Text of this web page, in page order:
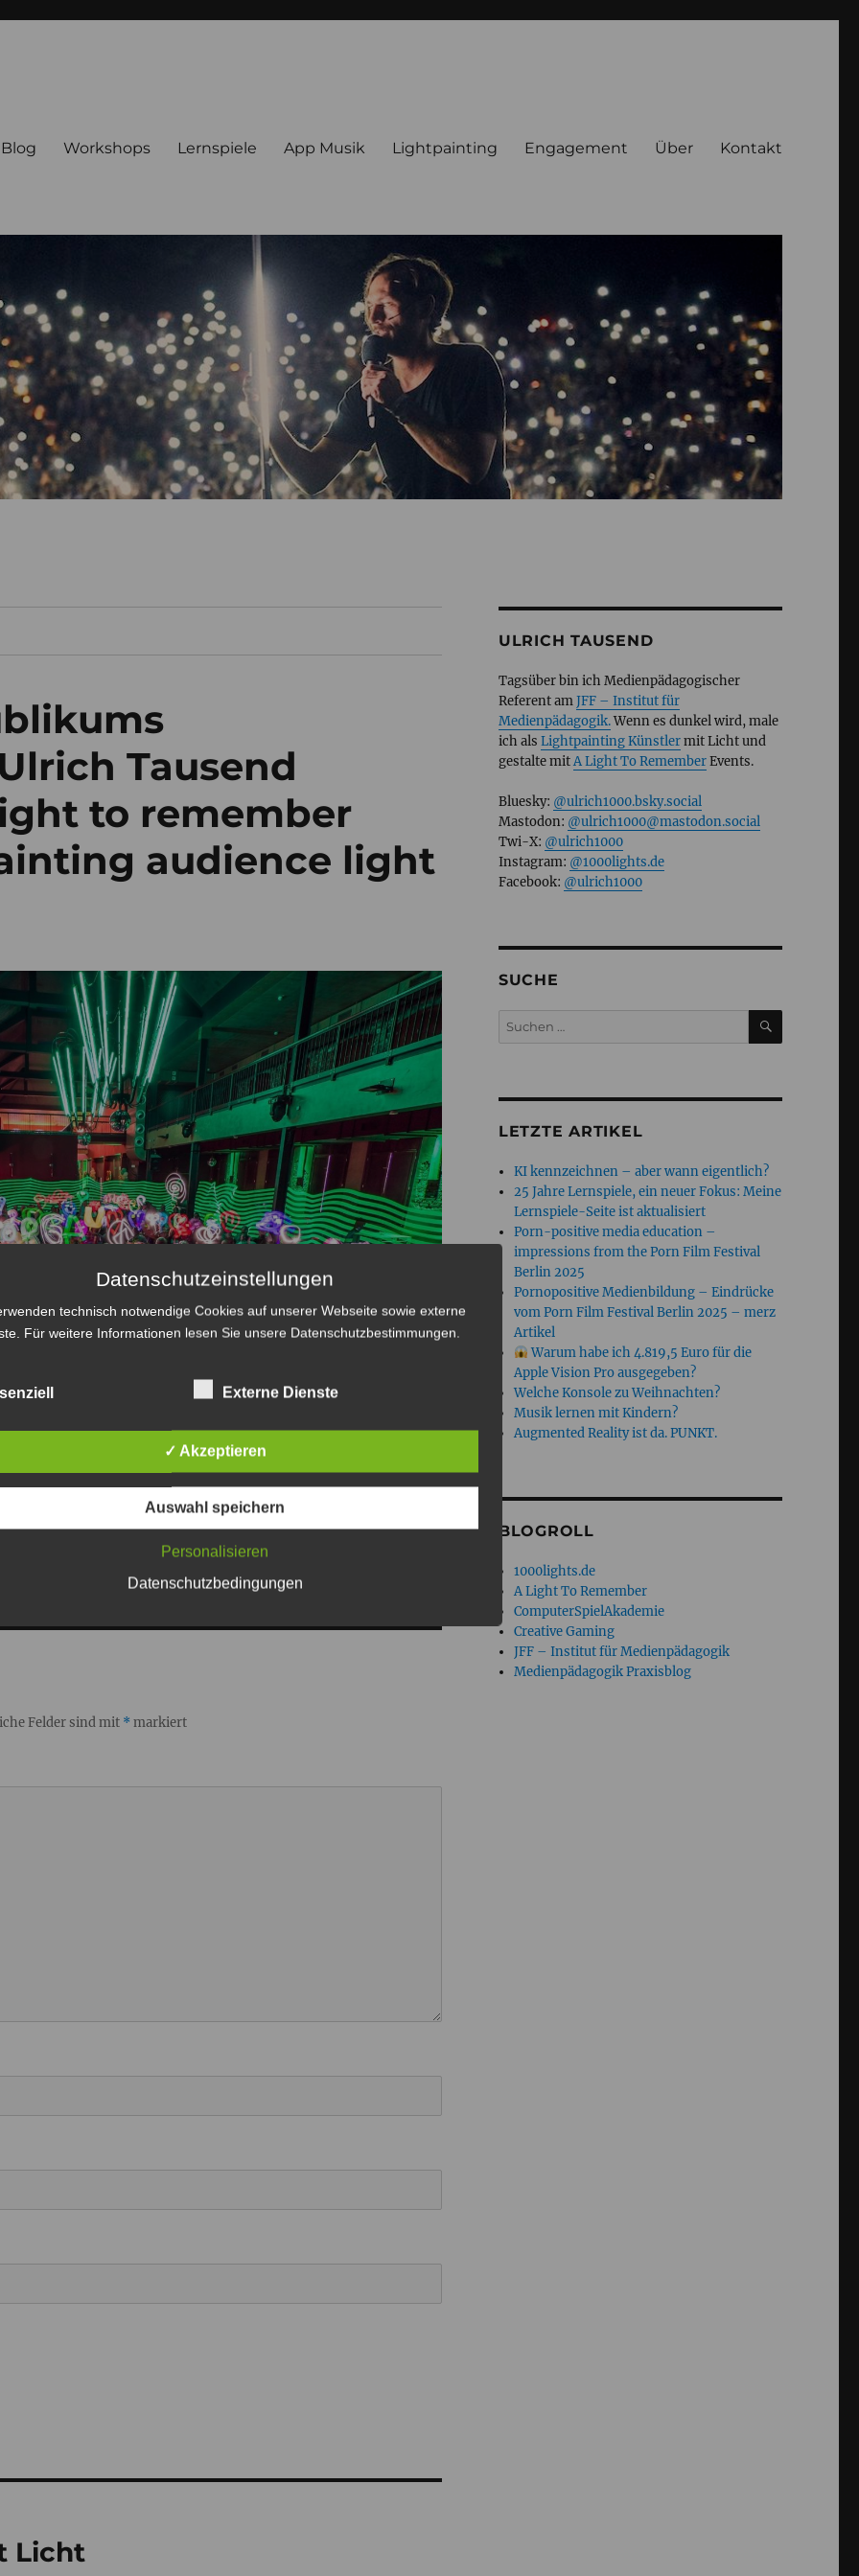
Blog Workshops Lernspiele App Musik Lightpainting Engagement Über Kontakt
Tausend
to remember
audience light
Felder sind mit * markiert
Licht
ULRICH TAUSEND
Tagsüber bin ich Medienpädagogischer
Referent amJFF – Institut für
Medienpädagogik.Wenn es dunkel wird, male
ich als Lightpainting Künstlermit Licht und
gestalte mitA Light To RememberEvents.
Bluesky: @ulrich1000.bsky.social
Mastodon: @ulrich1000@mastodon.social
Twi-X: @ulrich1000
Instagram: @1000lights.de
Facebook: @ulrich1000
SUCHE
Suchen
nach:
SUCHEN
LETZTE ARTIKEL
KI kennzeichnen – aber wann eigentlich?
25 Jahre Lernspiele, ein neuer Fokus: Meine
Lernspiele-Seite ist aktualisiert
Porn-positive media education –
impressions from the Porn Film Festival
Berlin 2025
Pornopositive Medienbildung – Eindrücke
vom Porn Film Festival Berlin 2025 – merz
Artikel
Warum habe ich 4.819,5 Euro für die
Apple Vision Pro ausgegeben?
Welche Konsole zu Weihnachten?
Musik lernen mit Kindern?
Augmented Reality ist da. PUNKT.
BLOGROLL
1000lights.de
A Light To Remember
ComputerSpielAkademie
Creative Gaming
JFF – Institut für Medienpädagogik
Medienpädagogik Praxisblog
Datenschutzeinstellungen
technisch notwendige Cookies auf unserer Webseite sowie externe
Für weitere Informationen lesen Sie unsere Datenschutzbestimmungen.
Externe Dienste
✓ Akzeptieren
Auswahl speichern
Personalisieren
Datenschutzbedingungen